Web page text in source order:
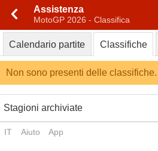
Assistenza
MotoGP 2026 - Classifica
Calendario partite Classifiche
Non sono presenti delle classifiche.
Stagioni archiviate
IT Aiuto App